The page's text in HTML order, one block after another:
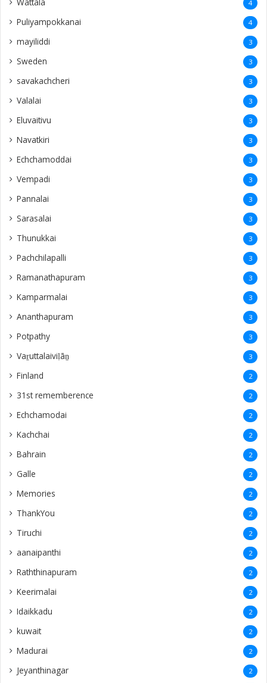
4
Puliyampokkanai 4
mayiliddi 3
Sweden 3
savakachcheri 3
Valalai 3
Eluvaitivu 3
Navatkiri 3
Echchamoddai 3
Vempadi 3
Pannalai 3
Sarasalai 3
Thunukkai 3
Pachchilapalli 3
Ramanathapuram 3
Kamparmalai 3
Ananthapuram 3
‎Potpathy 3
Vaṟuttalaiviḷāṉ 3
Finland 2
31st rememberence 2
Echchamodai 2
Kachchai 2
Bahrain 2
Galle 2
Memories 2
ThankYou 2
Tiruchi 2
aanaipanthi 2
Raththinapuram 2
Keerimalai 2
Idaikkadu 2
kuwait 2
Madurai 2
Jeyanthinagar 2